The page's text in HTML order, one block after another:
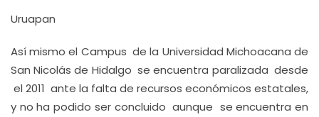
Uruapan
Así mismo el Campus de la Universidad Michoacana de
San Nicolás de Hidalgo se encuentra paralizada desde
el 2011 ante la falta de recursos económicos estatales,
y no ha podido ser concluido aunque se encuentra en